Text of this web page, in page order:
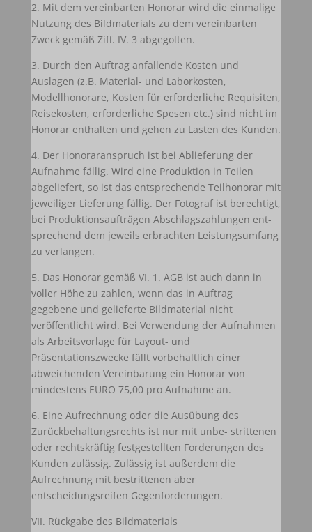
2. Mit dem vereinbarten Honorar wird die einmalige
Nutzung des Bildmaterials zu dem vereinbarten
Zweck gemäß Ziff. IV. 3 abgegolten.
3. Durch den Auftrag anfallende Kosten und
Auslagen (z.B. Material- und Laborkosten,
Modellhonorare, Kosten für erforderliche Requisiten,
Reisekosten, erforderliche Spesen etc.) sind nicht im
Honorar enthalten und gehen zu Lasten des Kunden.
4. Der Honoraranspruch ist bei Ablieferung der
Aufnahme fällig. Wird eine Produktion in Teilen
abgeliefert, so ist das entsprechende Teilhonorar mit
jeweiliger Lieferung fällig. Der Fotograf ist berechtigt,
bei Produktionsaufträgen Abschlagszahlungen ent-
sprechend dem jeweils erbrachten Leistungsumfang
zu verlangen.
5. Das Honorar gemäß VI. 1. AGB ist auch dann in
voller Höhe zu zahlen, wenn das in Auftrag
gegebene und gelieferte Bildmaterial nicht
veröffentlicht wird. Bei Verwendung der Aufnahmen
als Arbeitsvorlage für Layout- und
Präsentationszwecke fällt vorbehaltlich einer
abweichenden Vereinbarung ein Honorar von
mindestens EURO 75,00 pro Aufnahme an.
6. Eine Aufrechnung oder die Ausübung des
Zurückbehaltungsrechts ist nur mit unbe- strittenen
oder rechtskräftig festgestellten Forderungen des
Kunden zulässig. Zulässig ist außerdem die
Aufrechnung mit bestrittenen aber
entscheidungsreifen Gegenforderungen.
VII. Rückgabe des Bildmaterials